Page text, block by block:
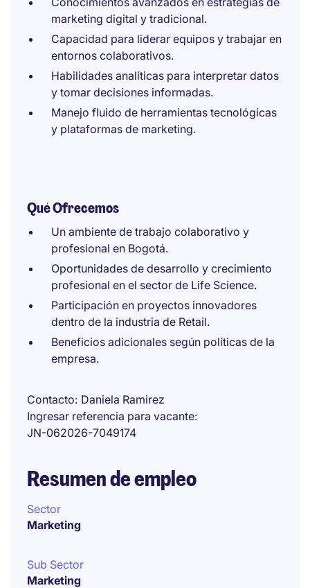
marketing digital y tradicional.
Capacidad para liderar equipos y trabajar en
entornos colaborativos.
Habilidades analíticas para interpretar datos
y tomar decisiones informadas.
Manejo fluido de herramientas tecnológicas
y plataformas de marketing.
Qué Ofrecemos
Un ambiente de trabajo colaborativo y
profesional en Bogotá.
Oportunidades de desarrollo y crecimiento
profesional en el sector de Life Science.
Participación en proyectos innovadores
dentro de la industria de Retail.
Beneficios adicionales según políticas de la
empresa.
Contacto Daniela Ramirez
Ingresar referencia para vacante
JN-062026-7049174
Resumen de empleo
Sector
Marketing
Sub Sector
Marketing